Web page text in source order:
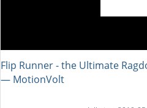
Flip Runner - the Ultimate
― MotionVolt